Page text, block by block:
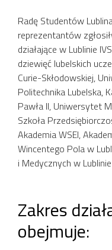
Radę Studentów
reprezentantów
działające w Lublinie
dziewięć lubelskich
Curie-Skłodowskiej,
Politechnika Lubelska,
Pawła II, Uniwersytet
Szkoła
Akademia WSEI,
Wincentego Pola w
i Medycznych w
Zakres
obejmuje: